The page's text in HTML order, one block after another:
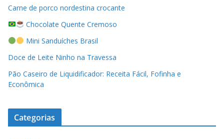
Carne de porco nordestina crocante
Chocolate Quente Cremoso
Mini Sanduíches Brasil
Doce de Leite Ninho na Travessa
Pão Caseiro de Liquidificador: Receita Fácil, Fofinha e
Econômica
Categorias